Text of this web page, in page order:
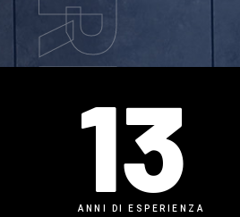
13
ANNI DI ESPERIENZA